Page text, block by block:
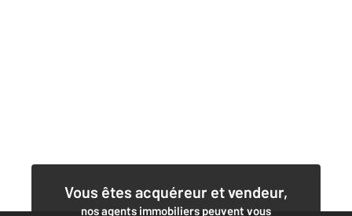
Vous êtes acquéreur et vendeur,
nos agents immobiliers peuvent vous